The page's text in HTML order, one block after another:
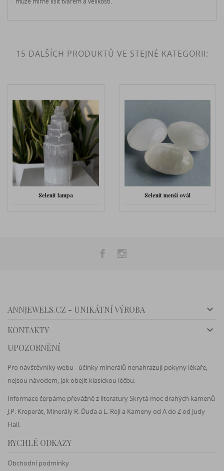
15 DALŠÍCH PRODUKTŮ VE STEJNÉ KATEGORII:
Selenit lampa Selenit menší ovál
ANNJEWELS.CZ - UNIKÁTNÍ VÝROBA 
KONTAKTY 
UPOZORNĚNÍ
Pro návštěvníky webu - účinky minerálů nenahrazují pokyny lékaře,
nejsou návodem, jak obejít klasickou léčbu.
Informace čerpáme převážně z literatury Skrytá moc drahých kamenů
J.P. Kreperát, Minerály R. Ďuďa a L. Rejl a Kameny od A do Z od Judy
Hall.
RYCHLÉ ODKAZY
Obchodní podmínky